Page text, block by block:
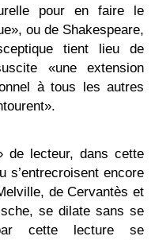
pour en faire le
ou de Shakespeare,
tient lieu de
«une extension
à tous les autres
de lecteur, dans cette
s’entrecroisent encore
de Cervantès et
se dilate sans se
cette lecture se